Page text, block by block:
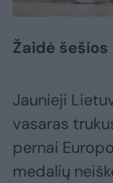
Žaidė
Jaunieji
vasaras
pernai
medalių